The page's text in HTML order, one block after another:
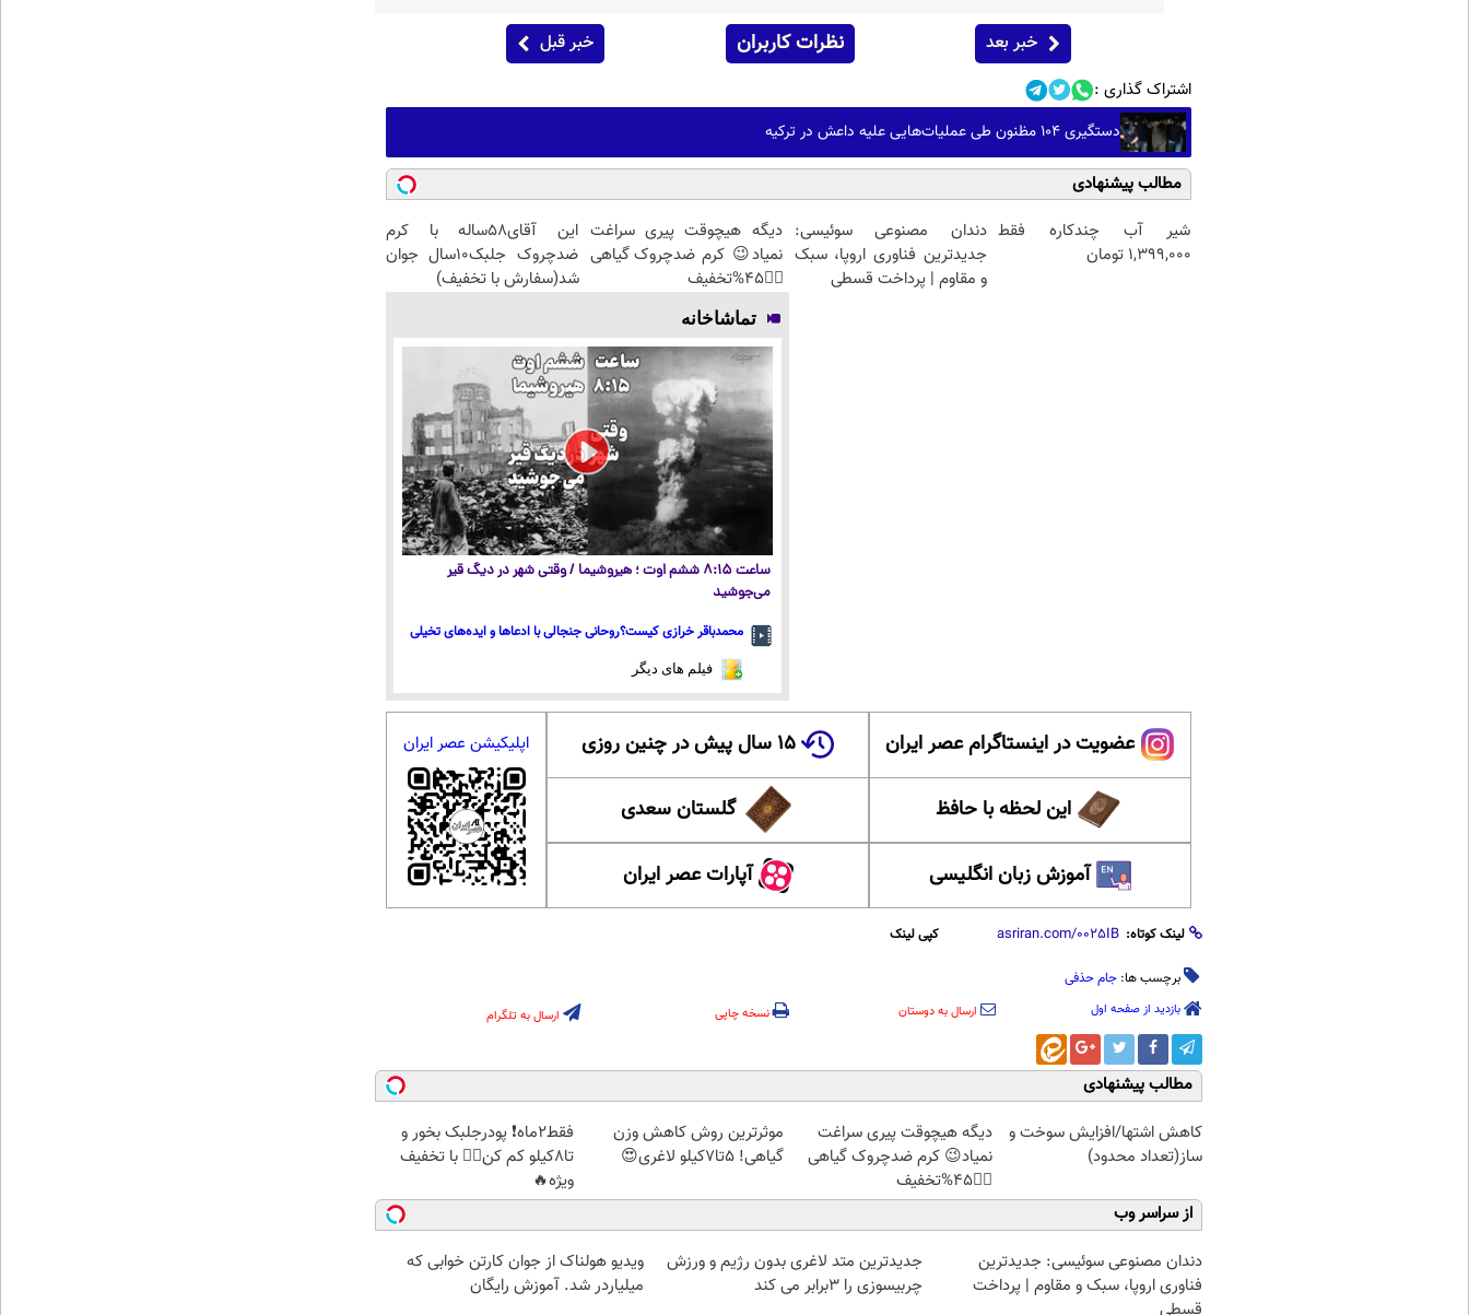
خبر بعد نظرات کاربران خبر قبل
اشتراک گذاری :
دستگیری ۱۰۴ مظنون طی عملیات‌هایی علیه داعش در ترکیه
مطالب پیشنهادی
شیر آب چندکاره فقط
1,399,000 تومان
دندان مصنوعی سوئیسی:
جدیدترین فناوری اروپا، سبک
و مقاوم | پرداخت قسطی
دیگه هیچوقت پیری سراغت
نمیاد😉 کرم ضدچروک گیاهی
👈🏻45%تخفیف
این آقای58ساله با کرم
ضدچروک جلبک10سال جوان
شد(سفارش با تخفیف)
تماشاخانه
ساعت ۸:۱۵ ششم اوت ؛ هیروشیما / وقتی شهر در دیگ قیر
می‌جوشید
محمدباقر خرازی کیست؟روحانی جنجالی با ادعاها و ایده‌های تخیلی
فیلم های دیگر
عضویت در اینستاگرام عصر ایران ۱۵ سال پیش در چنین روزی
این لحظه با حافظ گلستان سعدی
آموزش زبان انگلیسی آپارات عصر ایران
اپلیکیشن عصر ایران
لینک کوتاه: کپی لینک
برچسب ها: جام حذفی
بازدید از صفحه اول ارسال به دوستان نسخه چاپی ارسال به تلگرام
مطالب پیشنهادی
کاهش اشتها/افزایش سوخت و
ساز(تعداد محدود)
دیگه هیچوقت پیری سراغت
نمیاد😉 کرم ضدچروک گیاهی
👈🏻45%تخفیف
موثرترین روش کاهش وزن
گیاهی! 5تا۷کیلو لاغری😍
فقط2ماه❗ پودرجلبک بخور و
تا8کیلو کم کن👌🏻 با تخفیف
ویژه🔥
از سراسر وب
دندان مصنوعی سوئیسی: جدیدترین
فناوری اروپا، سبک و مقاوم | پرداخت
قسطی
جدیدترین متد لاغری بدون رژیم و ورزش
چربیسوزی را 3برابر می کند
ویدیو هولناک از جوان کارتن خوابی که
میلیاردر شد. آموزش رایگان